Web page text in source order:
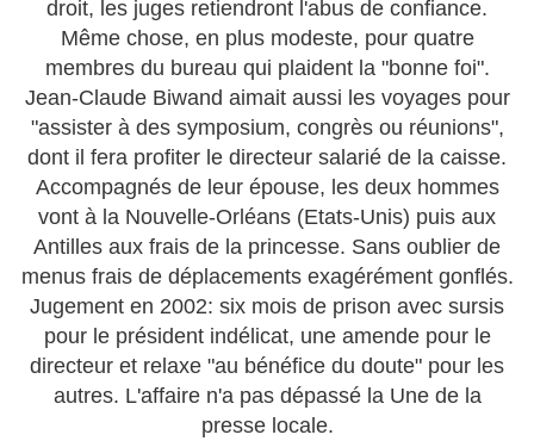
droit, les juges retiendront l'abus de confiance.
Même chose, en plus modeste, pour quatre
membres du bureau qui plaident la "bonne foi".
Jean-Claude Biwand aimait aussi les voyages pour
"assister à des symposium, congrès ou réunions",
dont il fera profiter le directeur salarié de la caisse.
Accompagnés de leur épouse, les deux hommes
vont à la Nouvelle-Orléans (Etats-Unis) puis aux
Antilles aux frais de la princesse. Sans oublier de
menus frais de déplacements exagérément gonflés.
Jugement en 2002: six mois de prison avec sursis
pour le président indélicat, une amende pour le
directeur et relaxe "au bénéfice du doute" pour les
autres. L'affaire n'a pas dépassé la Une de la
presse locale.